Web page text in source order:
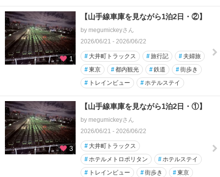
1
【山手線車庫を見ながら1泊2日・②】
by megumickeyさん
2026/06/21 - 2026/06/22
# 大井町トラックス #旅行記 # 夫婦旅
#東京 #都内観光 #鉄道 #街歩き
# トレインビュー #ホテルステイ
3
【山手線車庫を見ながら1泊2日・①】
by megumickeyさん
2026/06/21 - 2026/06/22
# 大井町トラックス
#ホテルメトロポリタン #ホテルステイ
# トレインビュー #街歩き #東京